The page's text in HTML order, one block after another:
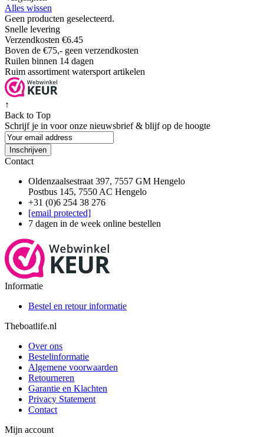
Alles wissen
Geen producten geselecteerd.
Snelle levering
Verzendkosten €6.45
Boven de €75,- geen verzendkosten
Ruilen binnen 14 dagen
Ruim assortiment watersport artikelen
↑
Back to Top
Schrijf je in voor onze nieuwsbrief & blijf op de hoogte
Inschrijven
Contact
Oldenzaalsestraat 397, 7557 GM Hengelo
Postbus 145, 7550 AC Hengelo
+31 (0)6 254 38 276
[email protected]
7 dagen in de week online bestellen
Informatie
Bestel en retour informatie
Theboatlife.nl
Over ons
Bestelinformatie
Algemene voorwaarden
Retourneren
Garantie en Klachten
Privacy Statement
Contact
Mijn account